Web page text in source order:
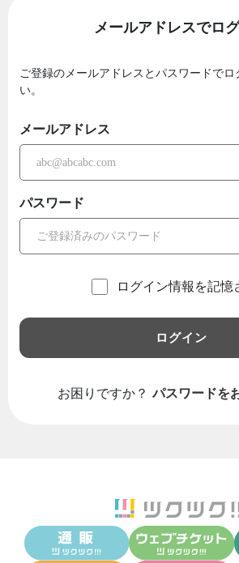
メールアドレスでロ
ご登録のメールアドレスとパスワードでロ
い。
メールアドレス
パスワード
ログイン情報を記憶
ログイン
お困りですか？ パスワードを